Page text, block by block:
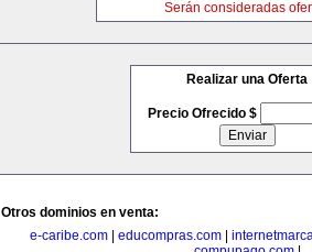
Serán consideradas
Realizar una Oferta
Precio Ofrecido $
Otros dominios en venta:
e-caribe.com| educompras.com|